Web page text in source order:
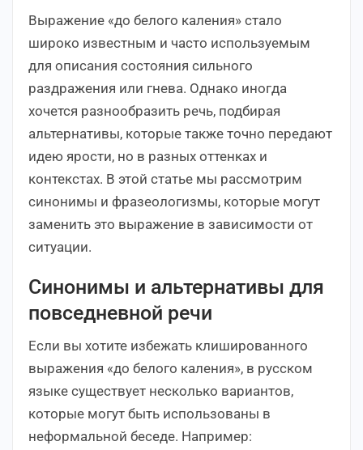
Выражение «до белого каления» стало
широко известным и часто используемым
для описания состояния сильного
раздражения или гнева. Однако иногда
хочется разнообразить речь, подбирая
альтернативы, которые также точно передают
идею ярости, но в разных оттенках и
контекстах. В этой статье мы рассмотрим
синонимы и фразеологизмы, которые могут
заменить это выражение в зависимости от
ситуации.
Синонимы и альтернативы для
повседневной речи
Если вы хотите избежать клишированного
выражения «до белого каления», в русском
языке существует несколько вариантов,
которые могут быть использованы в
неформальной беседе. Например: